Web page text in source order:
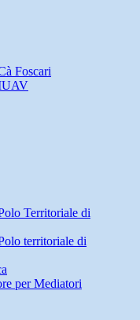
Foscari
Territoriale di
territoriale di
per Mediatori